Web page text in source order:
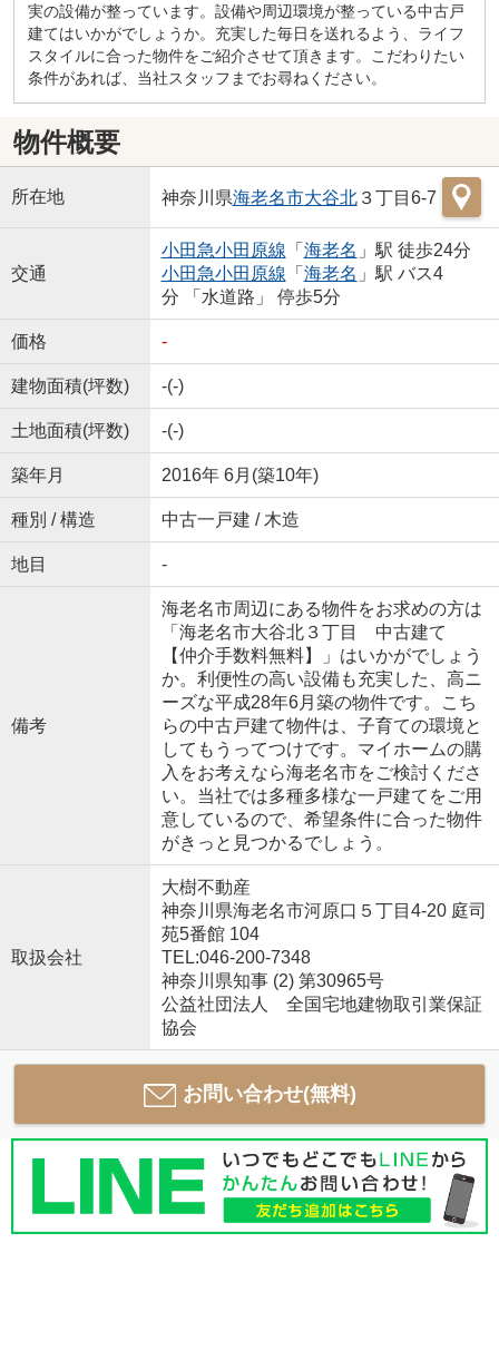
実の設備が整っています。設備や周辺環境が整っている中古戸
建てはいかがでしょうか。充実した毎日を送れるよう、ライフ
スタイルに合った物件をご紹介させて頂きます。こだわりたい
条件があれば、当社スタッフまでお尋ねください。
物件概要
所在地 神奈川県海老名市大谷北３丁目6-7
交通
小田急小田原線 「 海老名 」駅 徒歩24分
小田急小田原線 「 海老名 」駅 バス4
分 「水道路」 停歩5分
価格 -
建物面積(坪数) -(-)
土地面積(坪数) -(-)
築年月 2016年 6月(築10年)
種別 / 構造 中古一戸建 / 木造
地目 -
備考
海老名市周辺にある物件をお求めの方は
「海老名市大谷北３丁目 中古建て
【仲介手数料無料】」はいかがでしょう
か。利便性の高い設備も充実した、高ニ
ーズな平成28年6月築の物件です。こち
らの中古戸建て物件は、子育ての環境と
してもうってつけです。マイホームの購
入をお考えなら海老名市をご検討くださ
い。当社では多種多様な一戸建てをご用
意しているので、希望条件に合った物件
がきっと見つかるでしょう。
取扱会社
大樹不動産
神奈川県海老名市河原口５丁目4-20 庭司
苑5番館 104
TEL:046-200-7348
神奈川県知事 (2) 第30965号
公益社団法人 全国宅地建物取引業保証
協会
お問い合わせ(無料)